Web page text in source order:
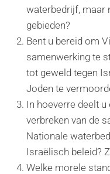
waterbedrijf, maar
gebieden?
Bent u bereid om
samenwerking te
tot geweld tegen
Joden te
In hoeverre deelt u
verbreken van de
Nationale
Israëlisch beleid?
Welke morele